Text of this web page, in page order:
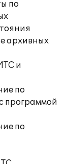
по
архивных
и
по
программой
по